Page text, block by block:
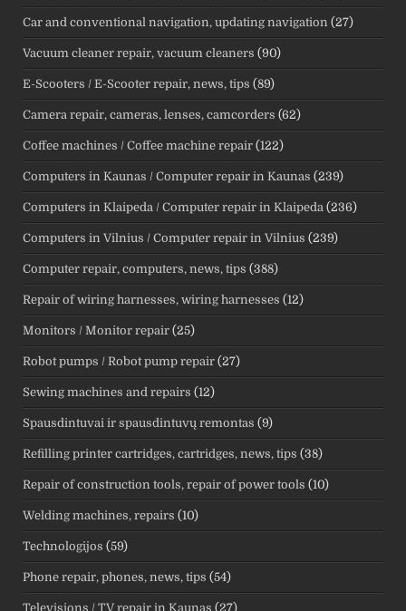
Car and conventional navigation, updating navigation (27)
Vacuum cleaner repair, vacuum cleaners (90)
E-Scooters / E-Scooter repair, news, tips (89)
Camera repair, cameras, lenses, camcorders (62)
Coffee machines / Coffee machine repair (122)
Computers in Kaunas / Computer repair in Kaunas (239)
Computers in Klaipeda / Computer repair in Klaipeda (236)
Computers in Vilnius / Computer repair in Vilnius (239)
Computer repair, computers, news, tips (388)
Repair of wiring harnesses, wiring harnesses (12)
Monitors / Monitor repair (25)
Robot pumps / Robot pump repair (27)
Sewing machines and repairs (12)
Spausdintuvai ir spausdintuvų remontas (9)
Refilling printer cartridges, cartridges, news, tips (38)
Repair of construction tools, repair of power tools (10)
Welding machines, repairs (10)
Technologijos (59)
Phone repair, phones, news, tips (54)
Televisions / TV repair in Kaunas (27)